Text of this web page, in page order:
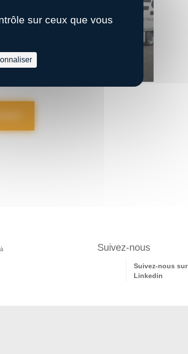
Suivez-nous
Suivez-nous sur
Linkedin
sur ceux que vous